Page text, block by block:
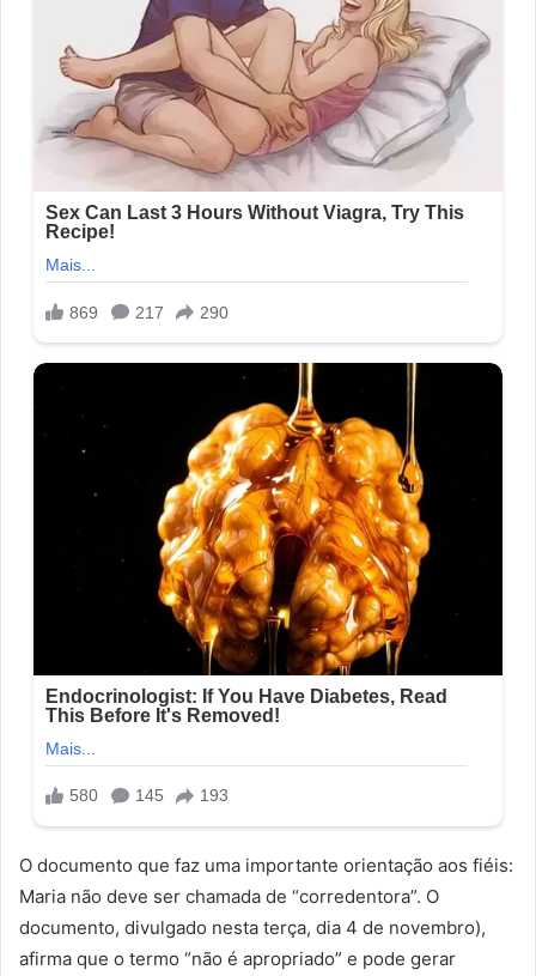
O documento que faz uma importante orientação aos fiéis:
Maria não deve ser chamada de “corredentora”. O
documento, divulgado nesta terça, dia 4 de novembro),
afirma que o termo “não é apropriado” e pode gerar